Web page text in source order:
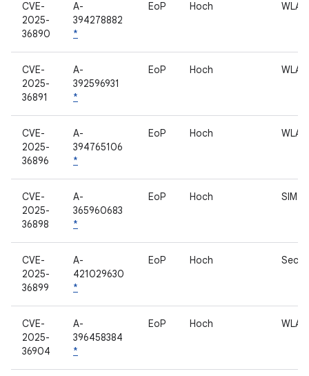
CVE-
2025-
36890
A-
394278882
*
EoP Hoch WLAN
CVE-
2025-
36891
A-
392596931
*
EoP Hoch WLAN
CVE-
2025-
36896
A-
394765106
*
EoP Hoch WLAN
CVE-
2025-
36898
A-
365960683
*
EoP Hoch SIM-
CVE-
2025-
36899
A-
421029630
*
EoP Hoch
CVE-
2025-
36904
A-
396458384
*
EoP Hoch WLAN